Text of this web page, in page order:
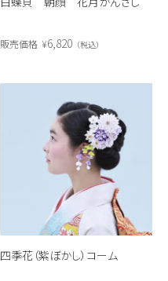
販売価格 ¥6,820 税込
四季花（紫ぼかし）コーム